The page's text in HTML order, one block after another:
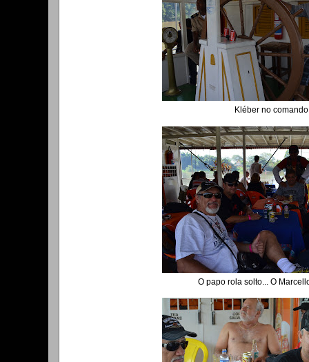
Kléber no
O papo rola solto... O